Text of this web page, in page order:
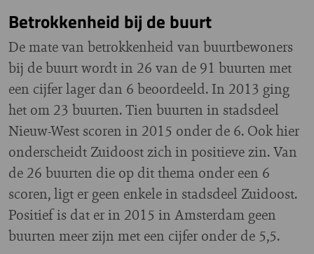
Betrokkenheid bij de buurt
De mate van betrokkenheid van buurtbewoners
bij de buurt wordt in 26 van de 91 buurten met
een cijfer lager dan 6 beoordeeld. In 2013 ging
het om 23 buurten. Tien buurten in stadsdeel
Nieuw-West scoren in 2015 onder de 6. Ook hier
onderscheidt Zuidoost zich in positieve zin. Van
de 26 buurten die op dit thema onder een 6
scoren, ligt er geen enkele in stadsdeel Zuidoost.
Positief is dat er in 2015 in Amsterdam geen
buurten meer zijn met een cijfer onder de 5,5.